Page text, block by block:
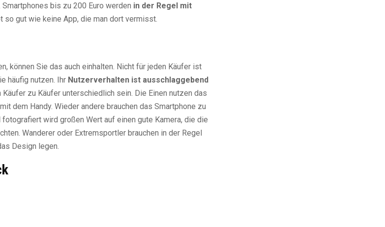
bis zu 200 Euro werden in der Regel mit
so gut wie keine App, die man dort vermisst.
können Sie das auch einhalten. Nicht für jeden Käufer ist
häufig nutzen. Ihr Nutzerverhalten ist ausschlaggebend
zu Käufer unterschiedlich sein. Die Einen nutzen das
dem Handy. Wieder andere brauchen das Smartphone zu
wird großen Wert auf einen gute Kamera, die die
Wanderer oder Extremsportler brauchen in der Regel
Design legen.